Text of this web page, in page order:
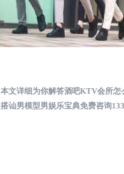
本文详细为你解答酒吧KTV会所怎
搭讪男模型男娱乐宝典免费咨询